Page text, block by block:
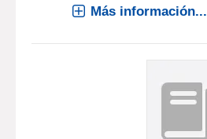
Más información...